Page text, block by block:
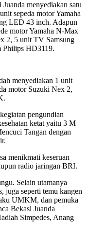
menyediakan satu
sepeda motor Yamaha
LED 43 inch. Adapun
motor Yamaha N-Max
2, 5 unit TV Samsung
HD3119.
menyediakan 1 unit
motor Suzuki Nex 2,
pengundian
ketat yaitu 3 M
Tangan dengan
menikmati keseruan
radio jaringan BRI.
Selain utamanya
juga seperti temu kangen
UMKM, dan pemuka
Bekasi Juanda
Simpedes, Anang